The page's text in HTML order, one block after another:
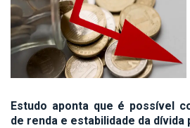
Estudo aponta que é possível
de renda e estabilidade da dívida